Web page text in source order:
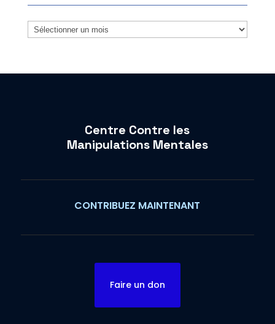
Archives
Centre Contre les
Manipulations Mentales
CONTRIBUEZ MAINTENANT
Faire un don